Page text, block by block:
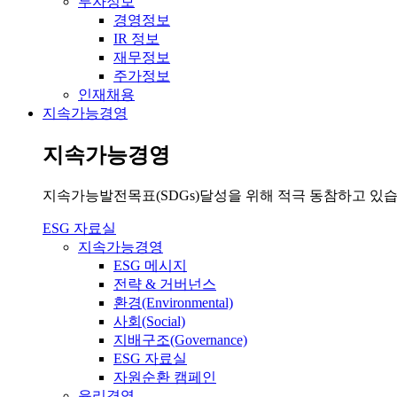
경영정보
IR 정보
재무정보
주가정보
인재채용
지속가능경영
지속가능경영
지속가능발전목표(SDGs)달성을 위해 적극 동참하고 있
ESG 자료실
지속가능경영
ESG 메시지
전략 & 거버넌스
환경(Environmental)
사회(Social)
지배구조(Governance)
ESG 자료실
자원순환 캠페인